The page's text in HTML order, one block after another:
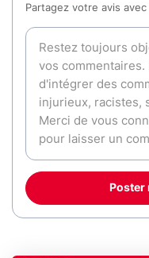
Partagez votre avis
Poster